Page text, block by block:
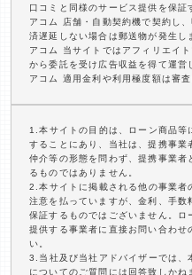
口コミと同様のサービス提供を保証
アコム 店舗・自動契約機で契約し
済遅延しない場合は郵送物が発生し
アコム 当サイトではアフィリエイ
から委託を受け広告収益を得て運営
アコム 適用金利や利用極度額は審
1.本サイトの目的は、ローン商品等
することにあり、当社は、提携事業
仲介等の形態を問わず、提携事業
るものではありません。
2.本サイトに掲載される他の事業者
注意を払っていますが、金利、手
保証するものではございません。
提供する事業者に直接お問い合わせ
い。
3.当社及び当社アドバイザーでは、
についてのご質問には回答致しか